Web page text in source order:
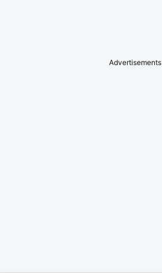
Advertisements